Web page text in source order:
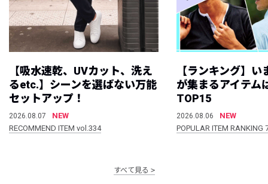
【吸水速乾、UVカット、洗え
るetc.】シーンを選ばない万能
セットアップ！
2026.08.07
NEW
RECOMMEND ITEM vol.334
【ランキング】
が集まるアイテム
TOP15
2026.08.06
NEW
POPULAR ITEM
すべて見る